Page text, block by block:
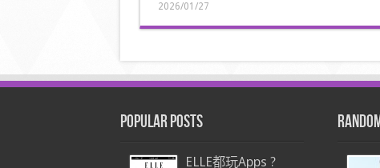
2026/01/27
Popular Posts
ELLE都玩Apps ?